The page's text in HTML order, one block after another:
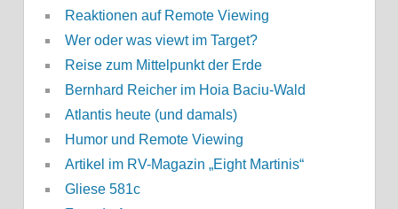
Reaktionen auf Remote Viewing
Wer oder was viewt im Target?
Reise zum Mittelpunkt der Erde
Bernhard Reicher im Hoia Baciu-Wald
Atlantis heute (und damals)
Humor und Remote Viewing
Artikel im RV-Magazin „Eight Martinis“
Gliese 581c